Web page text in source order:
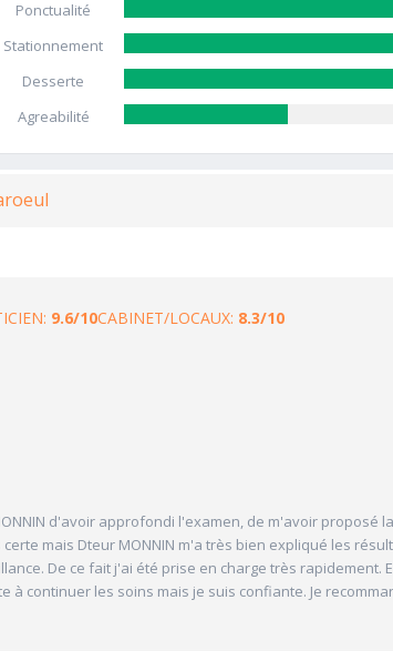
Ponctualité
Stationnement
Desserte
Agreabilité
9.6/10CABINET/LOCAUX: 8.3/10
d'avoir approfondi l'examen, de m'avoir proposé la
mais Dteur MONNIN m'a très bien expliqué les
De ce fait j'ai été prise en charge très rapidement.
continuer les soins mais je suis confiante. Je